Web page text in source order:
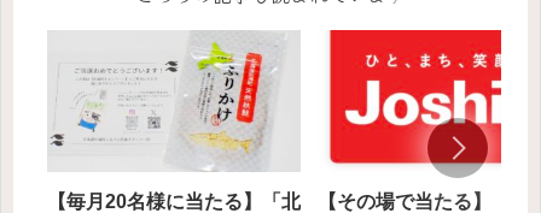
【毎月20名様に当たる】「北
【その場で当たる】「ジ